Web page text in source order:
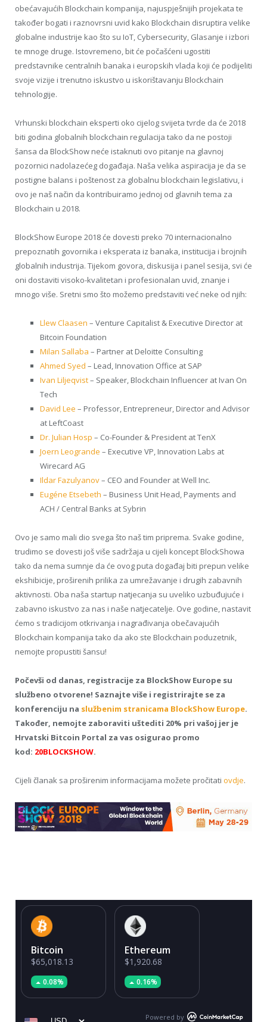
obećavajućih Blockchain kompanija, najuspješnijih projekata te
također bogati i raznovrsni uvid kako Blockchain disruptira velike
globalne industrije kao što su IoT, Cybersecurity, Glasanje i izbori
te mnoge druge. Istovremeno, bit će počašćeni ugostiti
predstavnike centralnih banaka i europskih vlada koji će podijeliti
svoje vizije i trenutno iskustvo u iskorištavanju Blockchain
tehnologije.
Vrhunski blockchain eksperti oko cijelog svijeta tvrde da će 2018
biti godina globalnih blockchain regulacija tako da ne postoji
šansa da BlockShow neće istaknuti ovo pitanje na glavnoj
pozornici nadolazećeg događaja. Naša velika aspiracija je da se
postigne balans i poštenost za globalnu blockchain legislativu, i
ovo je naš način da kontribuiramo jednoj od glavnih tema za
Blockchain u 2018.
BlockShow Europe 2018 će dovesti preko 70 internacionalno
prepoznatih govornika i eksperata iz banaka, institucija i brojnih
globalnih industrija. Tijekom govora, diskusija i panel sesija, svi će
oni dostaviti visoko-kvalitetan i profesionalan uvid, znanje i
mnogo više. Sretni smo što možemo predstaviti već neke od njih:
Llew Claasen – Venture Capitalist & Executive Director at
Bitcoin Foundation
Milan Sallaba – Partner at Deloitte Consulting
Ahmed Syed – Lead, Innovation Office at SAP
Ivan Liljeqvist– Speaker, Blockchain Influencer at Ivan On
Tech
David Lee – Professor, Entrepreneur, Director and Advisor
at LeftCoast
Dr. Julian Hosp – Co-Founder & President at TenX
Joern Leogrande – Executive VP, Innovation Labs at
Wirecard AG
Ildar Fazulyanov– CEO and Founder at Well Inc.
Eugéne Etsebeth – Business Unit Head, Payments and
ACH / Central Banks at Sybrin
Ovo je samo mali dio svega što naš tim priprema. Svake godine,
trudimo se dovesti još više sadržaja u cijeli koncept BlockShowa
tako da nema sumnje da će ovog puta događaj biti prepun velike
ekshibicije, proširenih prilika za umrežavanje i drugih zabavnih
aktivnosti. Oba naša startup natjecanja su uveliko uzbuđujuće i
zabavno iskustvo za nas i naše natjecatelje. Ove godine, nastavit
ćemo s tradicijom otkrivanja i nagrađivanja obečavajućih
Blockchain kompanija tako da ako ste Blockchain poduzetnik,
nemojte propustiti šansu!
Počevši od danas, registracije za BlockShow Europe su
službeno otvorene! Saznajte više i registrirajte se za
konferenciju na službenim stranicama BlockShow Europe.
Također, nemojte zaboraviti uštediti 20% pri vašoj jer je
Hrvatski Bitcoin Portal za vas osigurao promo
kod: 20BLOCKSHOW.
Cijeli članak sa proširenim informacijama možete pročitati ovdje.
Bitcoin
$65,018.13
0.08%
Ethereum
$1,920.68
0.16%
Powered by